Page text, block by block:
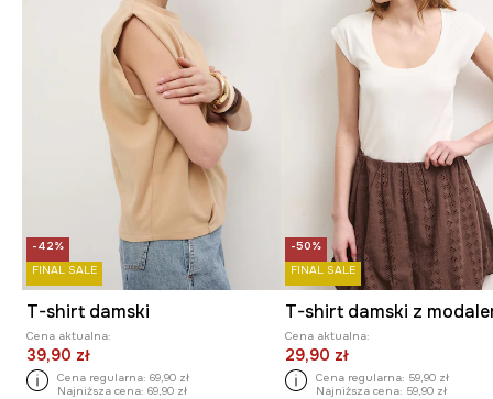
-42%
FINAL SALE
T-shirt damski
Cena aktualna:
39,90 zł
Cena regularna: 69,90 zł
Najniższa cena: 69,90 zł
-50%
FINAL SALE
T-shirt damski z
Cena aktualna:
29,90 zł
Cena regularna: 59,90 zł
Najniższa cena: 59,90 zł